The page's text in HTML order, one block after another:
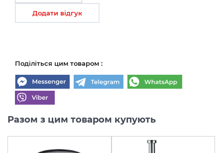
Додати відгук
Поділіться цим товаром :
Разом з цим товаром купують